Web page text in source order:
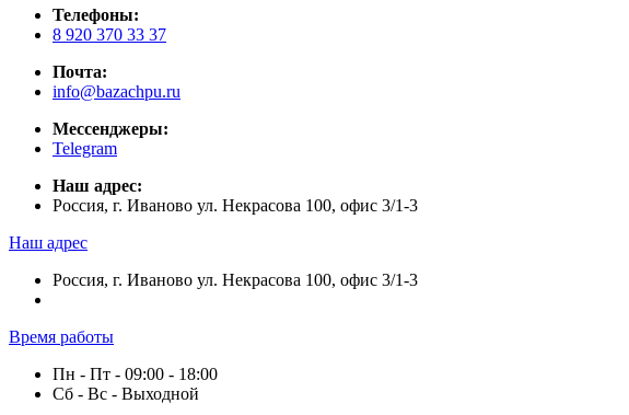
Телефоны:
8 920 370 33 37
Почта:
info@bazachpu.ru
Мессенджеры:
Telegram
Наш адрес:
Россия, г. Иваново ул. Некрасова 100, офис 3/1-3
Наш адрес
Россия, г. Иваново ул. Некрасова 100, офис 3/1-3
Время работы
Пн - Пт - 09:00 - 18:00
Сб - Вс - Выходной